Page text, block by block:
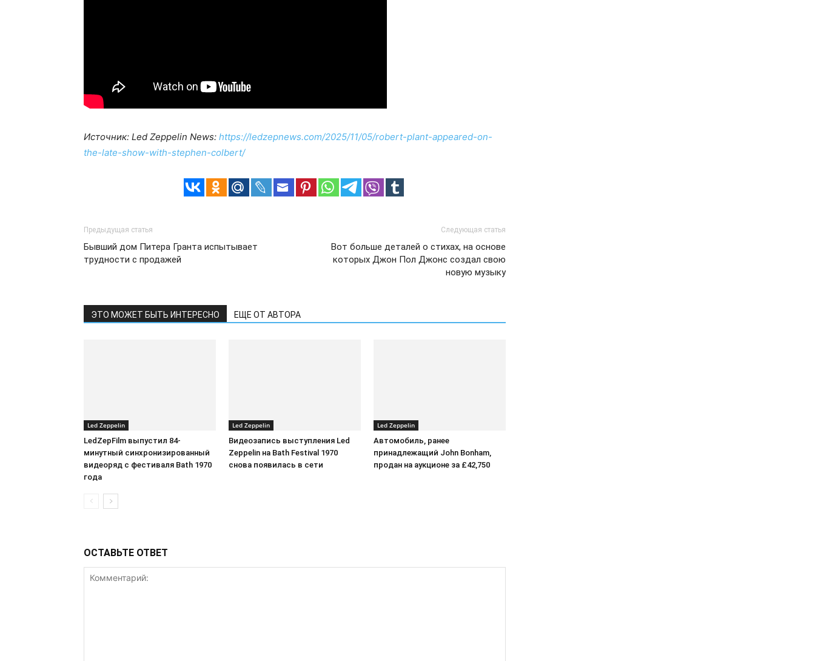
Источник: Led Zeppelin News: https://ledzepnews.com/2025/11/05/robert-plant-appeared-on-
the-late-show-with-stephen-colbert/
Предыдущая статья
Бывший дом Питера Гранта испытывает
трудности с продажей
Следующая статья
Вот больше деталей о стихах, на основе
которых Джон Пол Джонс создал свою
новую музыку
ЭТО МОЖЕТ БЫТЬ ИНТЕРЕСНО ЕЩЕ ОТ АВТОРА
Led Zeppelin
LedZepFilm выпустил 84-
минутный синхронизированный
видеоряд с фестиваля Bath 1970
года
Led Zeppelin
Видеозапись выступления Led
Zeppelin на Bath Festival 1970
снова появилась в сети
Led Zeppelin
Автомобиль, ранее
принадлежащий John Bonham,
продан на аукционе за £42,750
ОСТАВЬТЕ ОТВЕТ